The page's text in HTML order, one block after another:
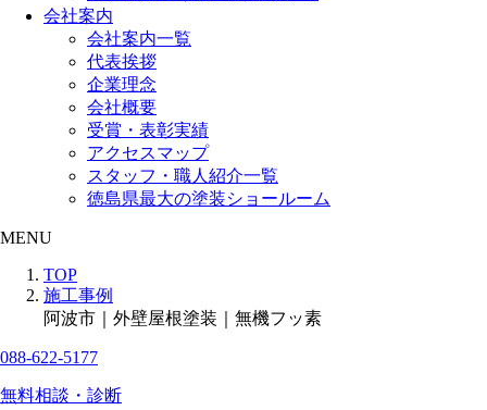
会社案内
会社案内一覧
代表挨拶
企業理念
会社概要
受賞・表彰実績
アクセスマップ
スタッフ・職人紹介一覧
徳島県最大の塗装ショールーム
MENU
TOP
施工事例
阿波市｜外壁屋根塗装｜無機フッ素
088-622-5177
無料相談・診断